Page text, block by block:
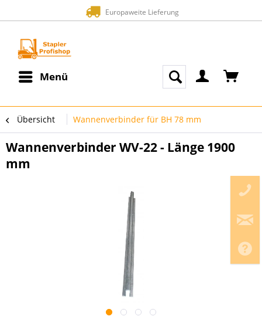
Europaweite Lieferung
Menü
Übersicht Wannenverbinder für BH 78 mm
Wannenverbinder WV-22 - Länge 1900
mm